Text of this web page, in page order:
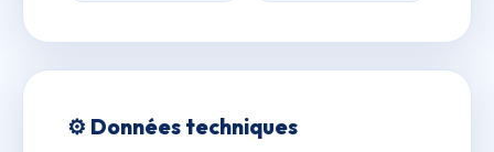
⚙️ Données techniques